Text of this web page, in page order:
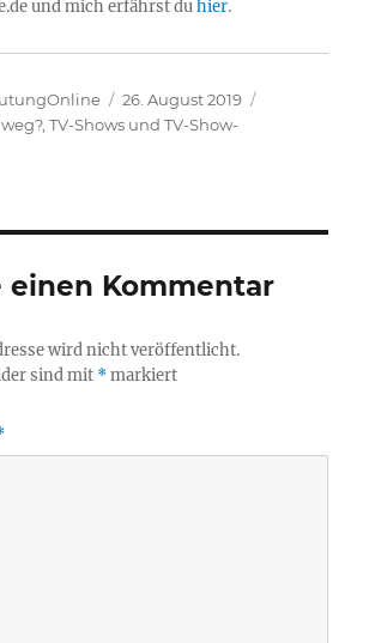
und mich erfährst duhier.
Veröffentlicht
am
26. August 2019
,TV-Shows und TV-Show-
einen Kommentar
wird nicht veröffentlicht.
sind mit *markiert